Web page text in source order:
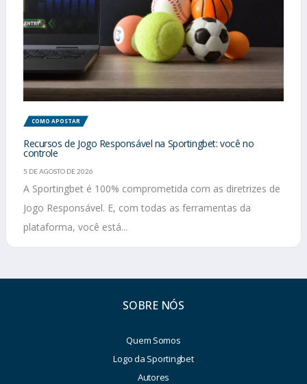
COMO APOSTAR
Recursos de Jogo Responsável na Sportingbet: você no
controle
5 DE AGOSTO DE 2026
A Sportingbet é 100% comprometida com as diretrizes de
Jogo Responsável. E, com todas as ferramentas da
plataforma, você está...
SOBRE NÓS
Quem Somos
Logo da Sportingbet
Autores